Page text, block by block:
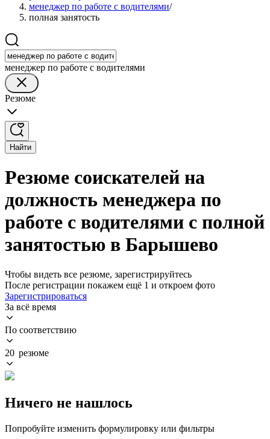
менеджер по работе с водителями/
полная занятость
менеджер по работе с водителями
Резюме
Найти
Резюме соискателей на
должность менеджера по
работе с водителями с полной
занятостью в Барышево
Чтобы видеть все резюме, зарегистрируйтесь
После регистрации покажем ещё 1 и откроем фото
Зарегистрироваться
За всё время
По соответствию
20 резюме
Ничего не нашлось
Попробуйте изменить формулировку или фильтры